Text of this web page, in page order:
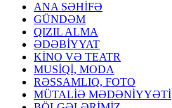
ANA SƏHİFƏ
GÜNDƏM
QIZIL ALMA
ƏDƏBİYYAT
KİNO VƏ TEATR
MUSİQİ, MODA
RƏSSAMLIQ, FOTO
MÜTALİƏ MƏDƏNİYYƏTİ